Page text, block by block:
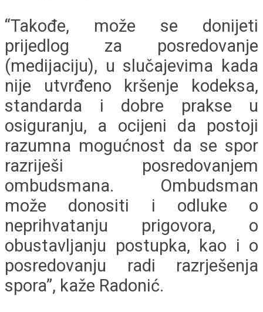
“Takođe, može se donijeti
prijedlog za posredovanje
(medijaciju), u slučajevima kada
nije utvrđeno kršenje kodeksa,
standarda i dobre prakse u
osiguranju, a ocijeni da postoji
razumna mogućnost da se spor
razriješi posredovanjem
ombudsmana. Ombudsman
može donositi i odluke o
neprihvatanju prigovora, o
obustavljanju postupka, kao i o
posredovanju radi razrješenja
spora”, kaže Radonić.